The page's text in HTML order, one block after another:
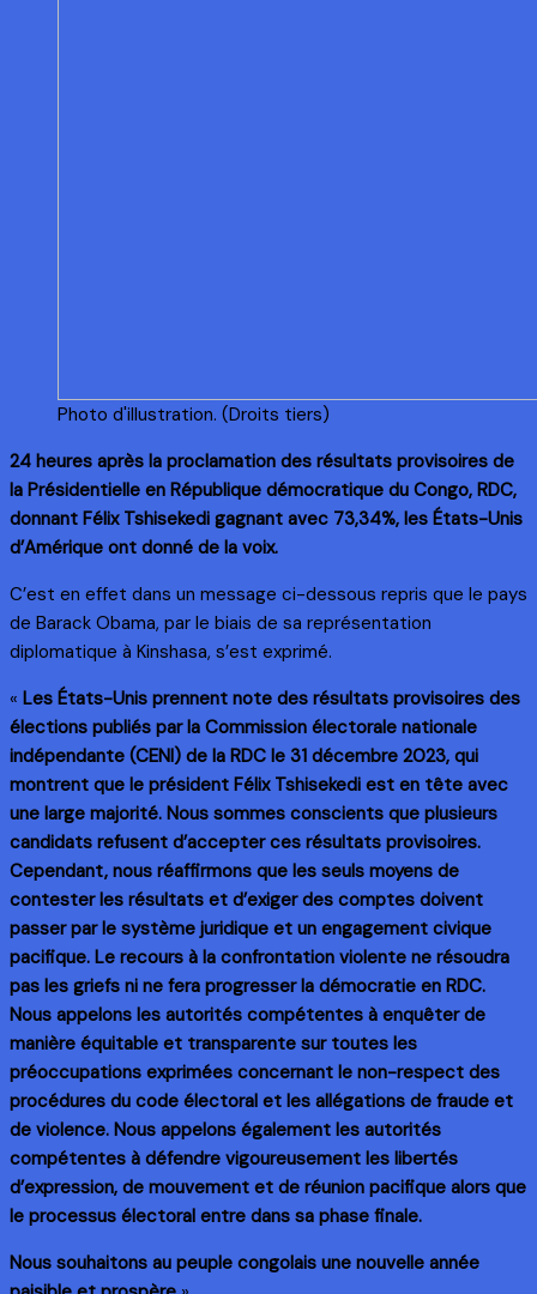
Photo d'illustration. (Droits tiers)
24 heures après la proclamation des résultats provisoires de
la Présidentielle en République démocratique du Congo, RDC,
donnant Félix Tshisekedi gagnant avec 73,34%, les États-Unis
d’Amérique ont donné de la voix.
C’est en effet dans un message ci-dessous repris que le pays
de Barack Obama, par le biais de sa représentation
diplomatique à Kinshasa, s’est exprimé.
« Les États-Unis prennent note des résultats provisoires des
élections publiés par la Commission électorale nationale
indépendante (CENI) de la RDC le 31 décembre 2023, qui
montrent que le président Félix Tshisekedi est en tête avec
une large majorité. Nous sommes conscients que plusieurs
candidats refusent d’accepter ces résultats provisoires.
Cependant, nous réaffirmons que les seuls moyens de
contester les résultats et d’exiger des comptes doivent
passer par le système juridique et un engagement civique
pacifique. Le recours à la confrontation violente ne résoudra
pas les griefs ni ne fera progresser la démocratie en RDC.
Nous appelons les autorités compétentes à enquêter de
manière équitable et transparente sur toutes les
préoccupations exprimées concernant le non-respect des
procédures du code électoral et les allégations de fraude et
de violence. Nous appelons également les autorités
compétentes à défendre vigoureusement les libertés
d’expression, de mouvement et de réunion pacifique alors que
le processus électoral entre dans sa phase finale.
Nous souhaitons au peuple congolais une nouvelle année